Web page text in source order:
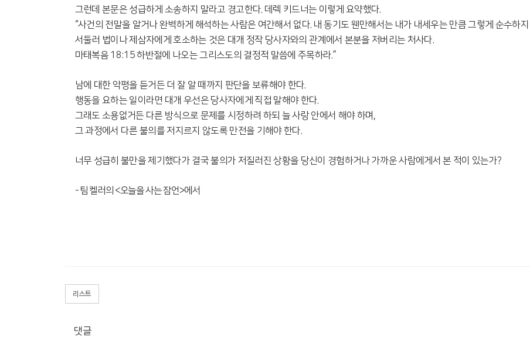
그런데 본문은 성급하게 소송하지 말라고 경고한다. 데렉 키드너는 이렇게 요약했다.
“사건의 전말을 알거나 완벽하게 해석하는 사람은 여간해서 없다. 내 동기도 웬만해서는 내가 내세우는 만큼 그렇게 순수하
서둘러 법이나 제삼자에게 호소하는 것은 대개 정작 당사자와의 관계에서 본분을 저버리는 처사다.
마태복음 18:15하반절에 나오는 그리스도의 결정적 말씀에 주목하라.”
남에 대한 악평을 듣거든 더 잘 알 때까지 판단을 보류해야 한다.
행동을 요하는 일이라면 대개 우선은 당사자에게 직접 말해야 한다.
그래도 소용없거든 다른 방식으로 문제를 시정하려 하되 늘 사랑 안에서 해야 하며 ,
그 과정에서 다른 불의를 저지르지 않도록 만전을 기해야 한다.
너무 성급히 불만을 제기했다가 결국 불의가 저질러진 상황을 당신이 경험하거나 가까운 사람에게서 본 적이 있는가?
- 팀 켈러의 <오늘을 사는 잠언>에서
리스트
댓글